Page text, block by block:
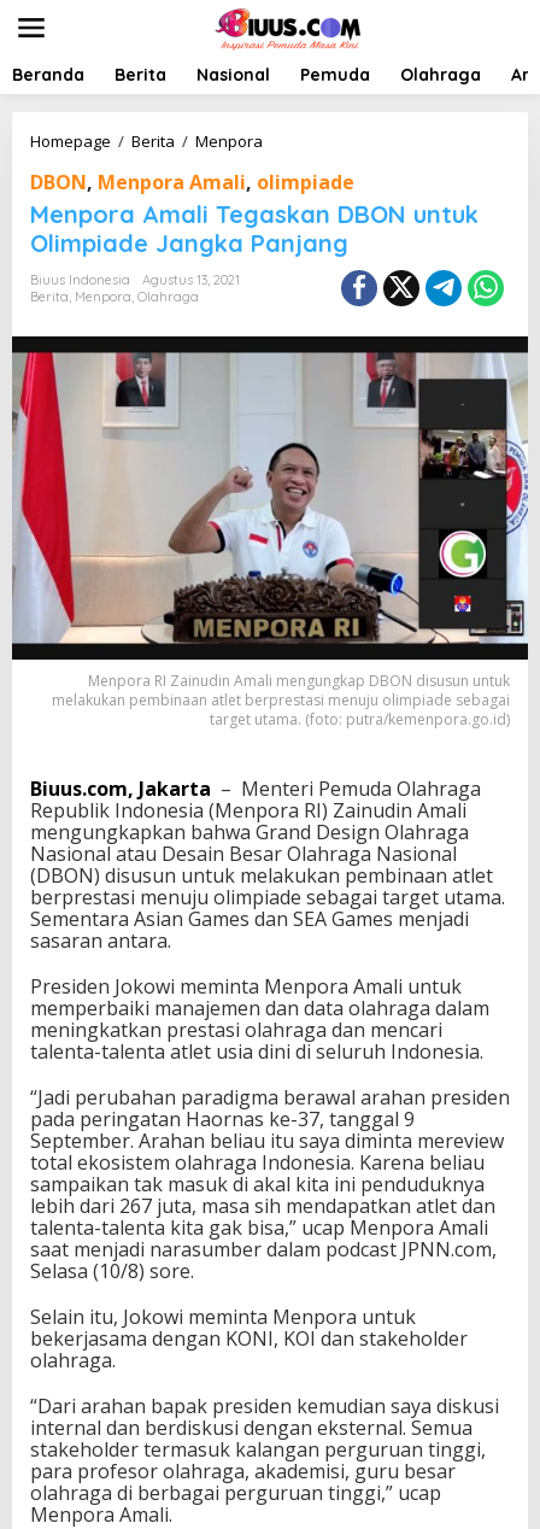
t
Beranda Berita Nasional Pemuda Olahraga
Homepage / Berita / Menpora
n
p
o
r
a
l
a
s
k
a
n
D
B
O
N
u
n
t
u
l
i
m
p
i
a
d
a
n
g
k
P
a
n
j
a
n
g
DBON, Menpora Amali, olimpiade
Menpora Amali Tegaskan DBON untuk
Olimpiade Jangka Panjang
Biuus Indonesia
Agustus 13, 2021
Berita, Menpora, Olahraga
Menpora RI Zainudin Amali mengungkap DBON disusun untuk
melakukan pembinaan atlet berprestasi menuju olimpiade sebagai
target utama. (foto: putra/kemenpora.go.id)
Biuus.com, Jakarta – Menteri Pemuda Olahraga
Republik Indonesia (Menpora RI) Zainudin Amali
mengungkapkan bahwa Grand Design Olahraga
Nasional atau Desain Besar Olahraga Nasional
(DBON) disusun untuk melakukan pembinaan atlet
berprestasi menuju olimpiade sebagai target utama.
Sementara Asian Games dan SEA Games menjadi
sasaran antara.
Presiden Jokowi meminta Menpora Amali untuk
memperbaiki manajemen dan data olahraga dalam
meningkatkan prestasi olahraga dan mencari
talenta-talenta atlet usia dini di seluruh Indonesia.
“Jadi perubahan paradigma berawal arahan presiden
pada peringatan Haornas ke-37, tanggal 9
September. Arahan beliau itu saya diminta mereview
total ekosistem olahraga Indonesia. Karena beliau
sampaikan tak masuk di akal kita ini penduduknya
lebih dari 267 juta, masa sih mendapatkan atlet dan
talenta-talenta kita gak bisa,” ucap Menpora Amali
saat menjadi narasumber dalam podcast JPNN.com,
Selasa (10/8) sore.
Selain itu, Jokowi meminta Menpora untuk
bekerjasama dengan KONI, KOI dan stakeholder
olahraga.
“Dari arahan bapak presiden kemudian saya diskusi
internal dan berdiskusi dengan eksternal. Semua
stakeholder termasuk kalangan perguruan tinggi,
para profesor olahraga, akademisi, guru besar
olahraga di berbagai perguruan tinggi,” ucap
Menpora Amali.